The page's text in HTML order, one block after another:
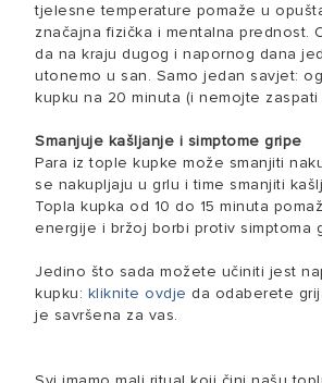
tjelesne temperature pomaže u
značajna fizička i mentalna prednost.
da na kraju dugog i napornog dana
utonemo u san. Samo jedan savjet:
kupku na 20 minuta (i nemojte zaspati
Smanjuje kašljanje i simptome gripe
Para iz tople kupke može smanjiti
se nakupljaju u grlu i time smanjiti
Topla kupka od 10 do 15 minuta
energije i bržoj borbi protiv simptoma
Jedino što sada možete učiniti jest
kupku: kliknite ovdje da odaberete
je savršena za vas.